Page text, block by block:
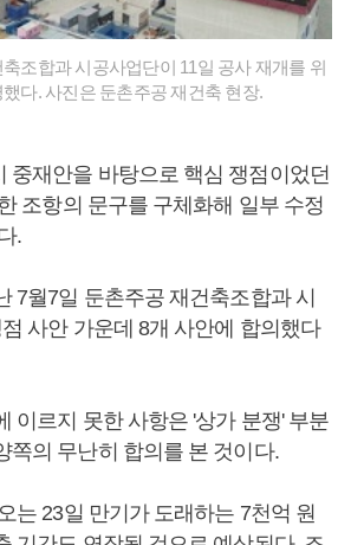
조합과 시공사업단이 11일 공사 재개를 위
다. 사진은 둔촌주공 재건축 현장.
중재안을 바탕으로 핵심 쟁점이었던
조항의 문구를 구체화해 일부 수정
.
7월7일 둔촌주공 재건축조합과 시
사안 가운데 8개 사안에 합의했다
이르지 못한 사항은 '상가 분쟁' 부분
쪽의 무난히 합의를 본 것이다.
는 23일 만기가 도래하는 7천억 원